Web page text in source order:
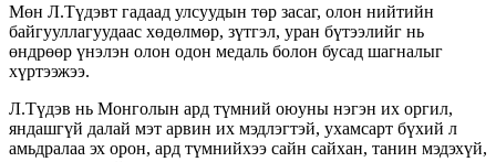
Мөн Л.Түдэвт гадаад улсуудын төр засаг, олон нийтийн
байгууллагуудаас хөдөлмөр, зүтгэл, уран бүтээлийг нь
өндрөөр үнэлэн олон одон медаль болон бусад шагналыг
хүртээжээ.
Л.Түдэв нь Монголын ард түмний оюуны нэгэн их оргил,
яндашгүй далай мэт арвин их мэдлэгтэй, ухамсарт бүхий л
амьдралаа эх орон, ард түмнийхээ сайн сайхан, танин мэдэхүй,